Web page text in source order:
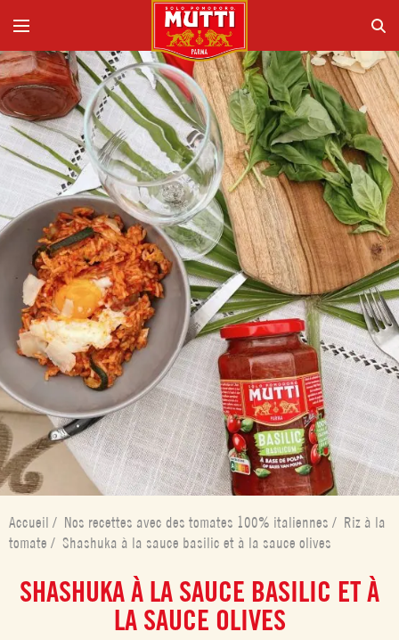
Accueil / Nos recettes avec des tomates 100% italiennes / Riz à la
tomate / Shashuka à la sauce basilic et à la sauce olives
SHASHUKA À LA SAUCE BASILIC ET À
LA SAUCE OLIVES